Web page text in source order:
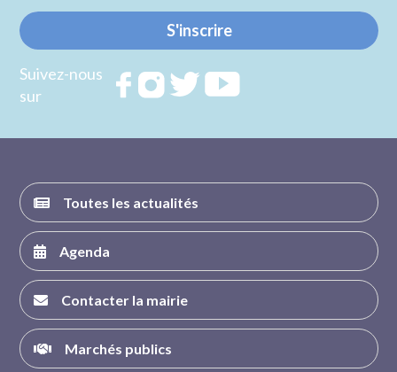
S'inscrire
Suivez-nous
sur
RejoignezRejoignezRejoignez
Toutes les actualités
Agenda
Contacter la mairie
Marchés publics